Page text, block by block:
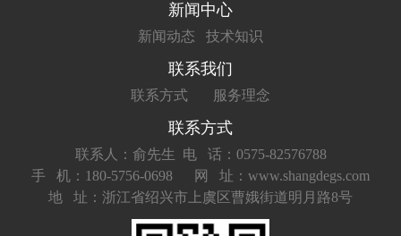
新闻中心
新闻动态 技术知识
联系我们
联系方式 服务理念
联系方式
联系人：俞先生
电 话：0575-82576788
手 机：180-5756-0698
网 址：www.shangdegs.com
地 址：浙江省绍兴市上虞区曹娥街道明月路8号